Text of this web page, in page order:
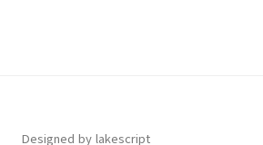
Designed by lakescript